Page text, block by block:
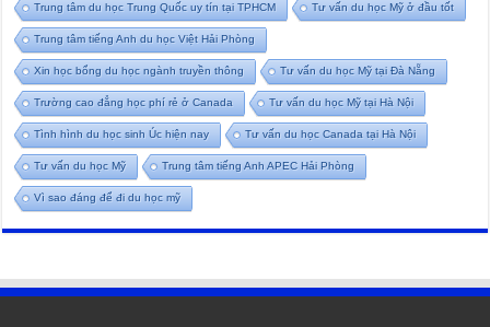
Trung tâm du học Trung Quốc uy tín tại TPHCM Tư vấn du học Mỹ ở đầu tốt
Trung tâm tiếng Anh du học Việt Hải Phòng
Xin học bổng du học ngành truyền thông Tư vấn du học Mỹ tại Đà Nẵng
Trường cao đẳng học phí rẻ ở Canada Tư vấn du học Mỹ tại Hà Nội
Tình hình du học sinh Úc hiện nay Tư vấn du học Canada tại Hà Nội
Tư vấn du học Mỹ Trung tâm tiếng Anh APEC Hải Phòng
Vì sao đáng để đi du học mỹ